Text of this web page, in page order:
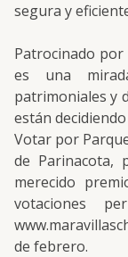
segura y
Patrocinado
es una
patrimoniales y
están
Votar por
de Parinacota,
merecido
votaciones
de febrero.